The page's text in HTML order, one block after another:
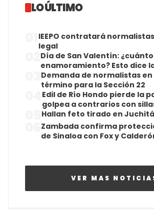
LO ÚLTIMO
IEEPO contratará
legal
Día de San Valentín:
enamoramiento? Esto dice
Demanda de normalistas
término para la Sección 22
Edil de Río Hondo pierde la
golpea a contrarios con
Hallan feto tirado en
Zambada confirma
de Sinaloa con Fox y
VER MAS